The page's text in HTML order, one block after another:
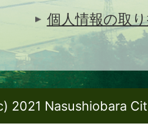
個人情報の取
2021 Nasushiobara